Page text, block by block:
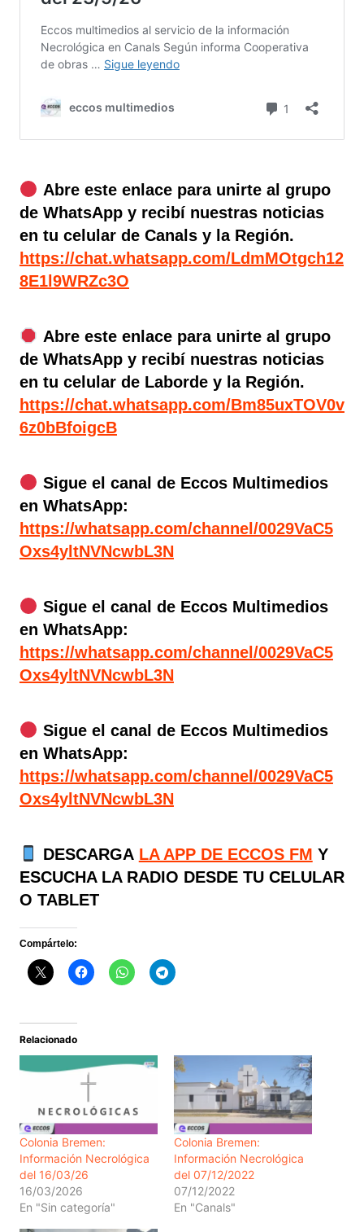
Abre este enlace para unirte al grupo
de WhatsApp y recibí nuestras noticias
en tu celular de Canals y la Región.
https://chat.whatsapp.com/LdmMOtgch12
8E1l9WRZc3O
Abre este enlace para unirte al grupo
de WhatsApp y recibí nuestras noticias
en tu celular de Laborde y la Región.
https://chat.whatsapp.com/Bm85uxTOV0v
6z0bBfoigcB
Sigue el canal de Eccos Multimedios
en WhatsApp:
https://whatsapp.com/channel/0029VaC5
Oxs4yltNVNcwbL3N
Sigue el canal de Eccos Multimedios
en WhatsApp:
https://whatsapp.com/channel/0029VaC5
Oxs4yltNVNcwbL3N
Sigue el canal de Eccos Multimedios
en WhatsApp:
https://whatsapp.com/channel/0029VaC5
Oxs4yltNVNcwbL3N
DESCARGA LA APP DE ECCOS FM Y
ESCUCHA LA RADIO DESDE TU CELULAR
O TABLET
Compártelo:
Relacionado
Colonia Bremen:
Información Necrológica
del 16/03/26
16/03/2026
En "Sin categoría"
Colonia Bremen:
Información Necrológica
del 07/12/2022
07/12/2022
En "Canals"